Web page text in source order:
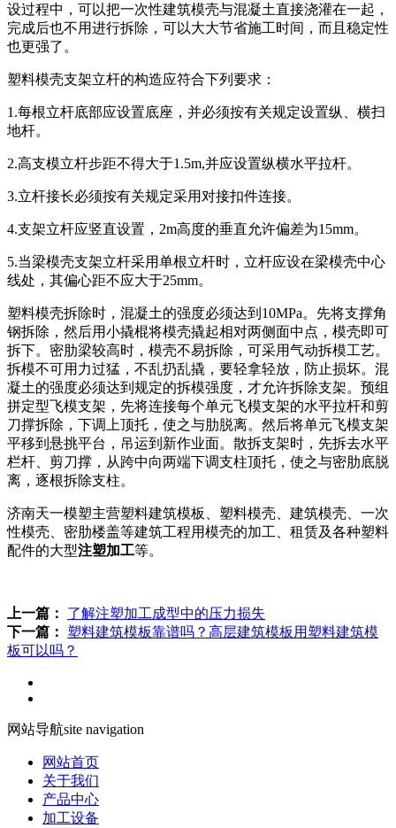
设过程中，可以把一次性建筑模壳与混凝土直接浇灌在一起，
完成后也不用进行拆除，可以大大节省施工时间，而且稳定性
也更强了。
塑料模壳支架立杆的构造应符合下列要求：
1.每根立杆底部应设置底座，并必须按有关规定设置纵、横扫
地杆。
2.高支模立杆步距不得大于1.5m,并应设置纵横水平拉杆。
3.立杆接长必须按有关规定采用对接扣件连接。
4.支架立杆应竖直设置，2m高度的垂直允许偏差为15mm。
5.当梁模壳支架立杆采用单根立杆时，立杆应设在梁模壳中心
线处，其偏心距不应大于25mm。
塑料模壳拆除时，混凝土的强度必须达到10MPa。先将支撑角
钢拆除，然后用小撬棍将模壳撬起相对两侧面中点，模壳即可
拆下。密肋梁较高时，模壳不易拆除，可采用气动拆模工艺。
拆模不可用力过猛，不乱扔乱撬，要轻拿轻放，防止损坏。混
凝土的强度必须达到规定的拆模强度，才允许拆除支架。预组
拼定型飞模支架，先将连接每个单元飞模支架的水平拉杆和剪
刀撑拆除，下调上顶托，使之与肋脱离。然后将单元飞模支架
平移到悬挑平台，吊运到新作业面。散拆支架时，先拆去水平
栏杆、剪刀撑，从跨中向两端下调支柱顶托，使之与密肋底脱
离，逐根拆除支柱。
济南天一模塑主营塑料建筑模板、塑料模壳、建筑模壳、一次
性模壳、密肋楼盖等建筑工程用模壳的加工、租赁及各种塑料
配件的大型注塑加工等。
上一篇：
了解注塑加工成型中的压力损失
下一篇：
塑料建筑模板靠谱吗？高层建筑模板用塑料建筑模
板可以吗？
网站导航site navigation
网站首页
关于我们
产品中心
加工设备